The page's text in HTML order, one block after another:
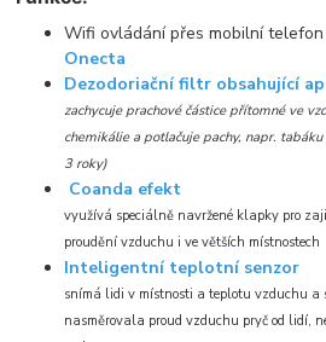
Wifi ovládání přes mobilní
Onecta
Dezodoriační filtr obsahující
zachycuje prachové částice přítomné ve
chemikálie a potlačuje pachy, napr.
3 roky)
Coanda efekt
využívá speciálně navržené klapky pro
proudění vzduchu i ve větších místnostech
Inteligentní teplotní senzor
snímá lidi v místnosti a teplotu vzduchu a
nasměrovala proud vzduchu pryč od lidí,